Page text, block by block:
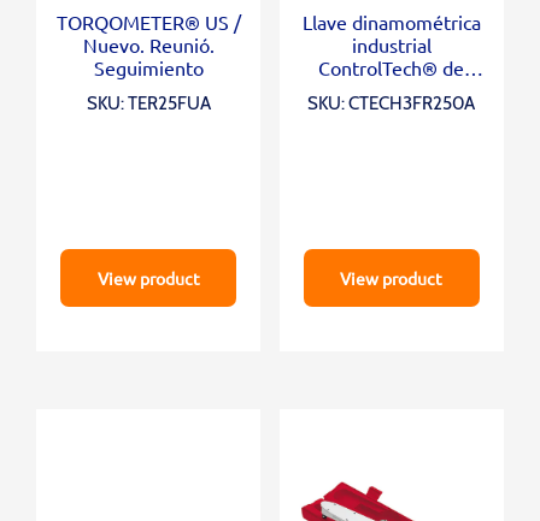
TORQOMETER® US /
Nuevo. Reunió.
Seguimiento
SKU: TER25FUA
View product
Llave dinamométrica
industrial
ControlTech® de
accionamiento de 1/2
SKU: CTECH3FR250A
View product